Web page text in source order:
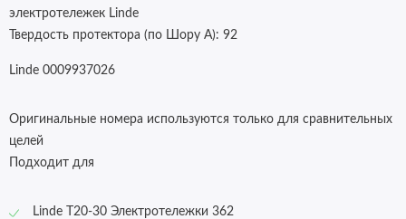
электротележек Linde
Твердость протектора (по Шору А): 92
Linde 0009937026
Оригинальные номера используются только для сравнительных
целей
Подходит для
Linde T20-30 Электротележки 362